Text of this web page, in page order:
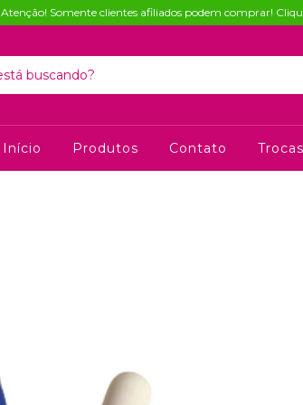
Atenção! Somente clientes afiliados podem comprar!
Início Produtos Contato